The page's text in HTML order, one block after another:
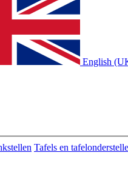
English
Tafels en